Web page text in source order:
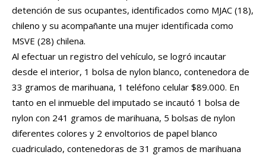
detención de sus ocupantes, identificados como MJAC (18),
chileno y su acompañante una mujer identificada como
MSVE (28) chilena.
Al efectuar un registro del vehículo, se logró incautar
desde el interior, 1 bolsa de nylon blanco, contenedora de
33 gramos de marihuana, 1 teléfono celular $89.000. En
tanto en el inmueble del imputado se incautó 1 bolsa de
nylon con 241 gramos de marihuana, 5 bolsas de nylon
diferentes colores y 2 envoltorios de papel blanco
cuadriculado, contenedoras de 31 gramos de marihuana